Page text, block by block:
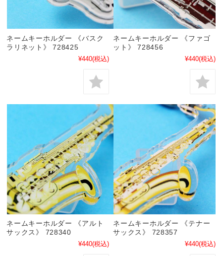
ネームキーホルダー 《バスク
ラリネット》 728425
¥440(税込)
ネームキーホルダー 《ファゴ
ット》 728456
¥440(税込)
ネームキーホルダー 《アルト
サックス》 728340
¥440(税込)
ネームキーホルダー 《テナー
サックス》 728357
¥440(税込)